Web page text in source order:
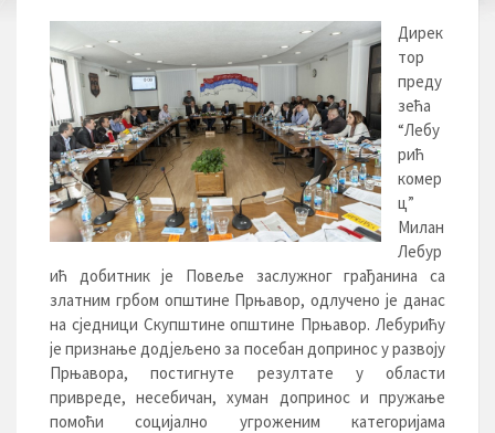
Дирек
тор
преду
зећа
“Лебу
рић
комер
ц”
Милан
Лебур
ић добитник је Повеље заслужног грађанина са
златним грбом општине Прњавор, одлучено је данас
на сједници Скупштине општине Прњавор. Лебурићу
је признање додјељено за посебан допринос у развоју
Прњавора, постигнуте резултате у области
привреде, несебичан, хуман допринос и пружање
помоћи социјално угроженим категоријама